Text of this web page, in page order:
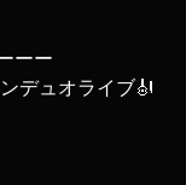
ーー
デュオライブ🎻